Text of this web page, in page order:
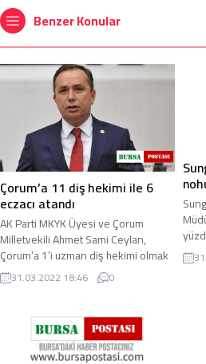
Benzer Konular
Çorum’a 11 diş hekimi ile 6
eczacı atandı
AK Parti MKYK Üyesi ve Çorum
Milletvekili Ahmet Sami Ceylan,
Çorum’a 1’i uzman diş hekimi olmak
üzere 11 diş hekimi ile 6 eczacının
atandığını ...
31.03.2022 18:46 0